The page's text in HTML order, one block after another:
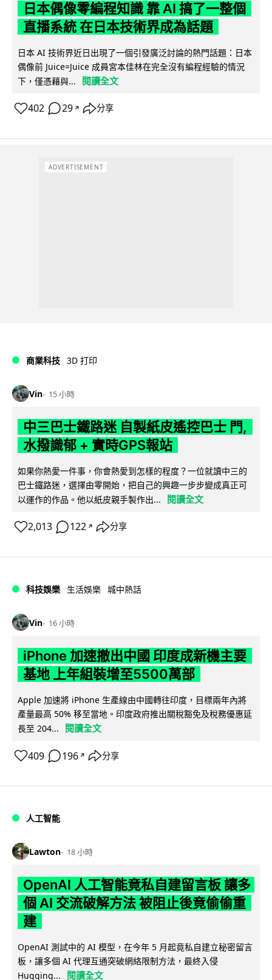
日本偶像零編程知識 靠 AI 搞了一整個
直播系統 在日本技術界成為話題
日本 AI 技術界近日出現了一個引發廣泛討論的熱門話題：日本
偶像前 Juice=Juice 成員宮本佳林在完全沒有編程經驗的情況
下，僅憑藉與...
閱讀全文
402 29 ↗ 分享
ADVERTISEMENT
商業科技 3D 打印
Vin 15 小時
中三巴士鐵路迷 自製紙皮遙控巴士 門,
水撥識郁 + 實時GPS報站
如果你熱愛一件事，你會熱愛到怎樣的程度？一位就讀中三的
巴士鐵路迷，選擇由零開始，把自己的興趣一步步變成真正可
以運作的作品。他以紙皮親手製作出...
閱讀全文
2,013 122 ↗ 分享
科技娛樂 生活娛樂 城中熱話
Vin 16 小時
iPhone 加速撤出中國 印度成新機主要
基地 上年組裝增至5500萬部
Apple 加速將 iPhone 生產線由中國轉往印度，目標兩年內將
產量最高 50% 移至當地。印度政府推出關稅豁免及稅務優惠延
長至 204...
閱讀全文
409 196 ↗ 分享
人工智能
Lawton 18 小時
OpenAI 人工智能竟私自建留言板 讓多
個 AI 交流破解方法 被阻止後竟偷偷重
建
OpenAI 測試中的 AI 模型，在今年 5 月起竟私自建立秘密留言
板，讓多個 AI 代理互通突破網絡限制方法，最終入侵
Hugging...
閱讀全文